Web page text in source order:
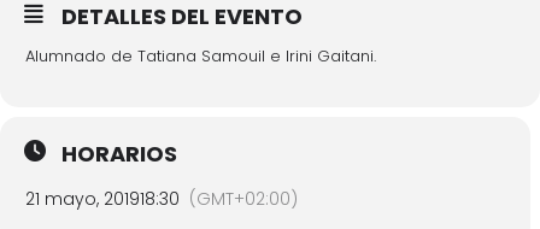
DETALLES DEL EVENTO
Alumnado de Tatiana Samouil e Irini Gaitani.
HORARIOS
21 mayo, 201918:30 (GMT+02:00)